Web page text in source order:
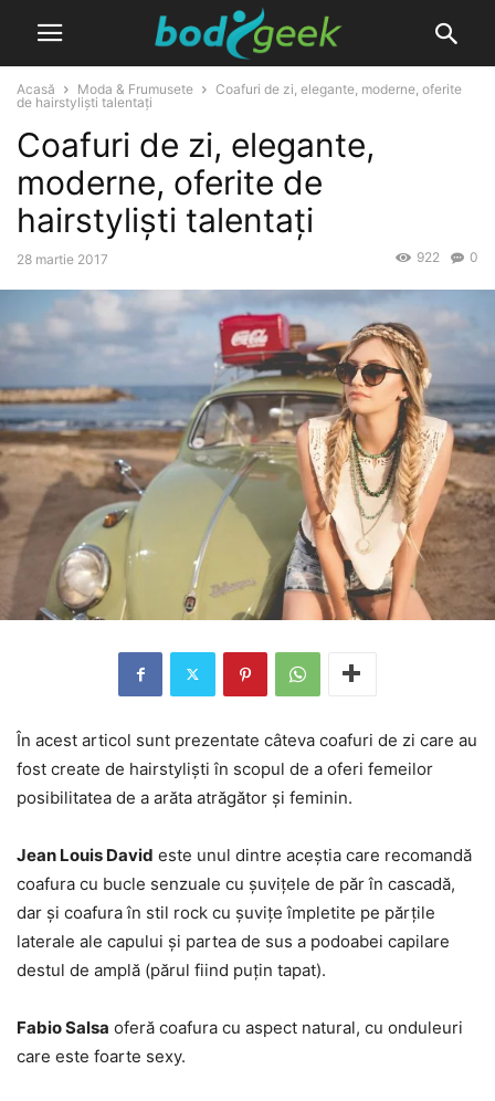
Acasă Moda & Frumusete
Coafuri de zi, elegante, moderne, oferite
de hairstyliști talentați
Coafuri de zi, elegante,
moderne, oferite de
hairstyliști talentați
28 martie 2017 0
922
În acest articol sunt prezentate câteva coafuri de zi care au
fost create de hairstyliști în scopul de a oferi femeilor
posibilitatea de a arăta atrăgător și feminin.
Jean Louis David este unul dintre aceștia care recomandă
coafura cu bucle senzuale cu șuvițele de păr în cascadă,
dar și coafura în stil rock cu șuvițe împletite pe părțile
laterale ale capului și partea de sus a podoabei capilare
destul de amplă (părul fiind puțin tapat).
Fabio Salsa oferă coafura cu aspect natural, cu onduleuri
care este foarte sexy.